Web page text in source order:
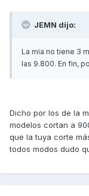
JEMN dijo:
La mia no tiene 3
las 9.800. En fin,
Dicho por los de la
modelos cortan a
que la tuya corte
todos modos dudo